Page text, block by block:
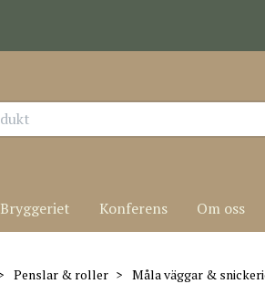
Bryggeriet Konferens Om oss
Penslar & roller Måla väggar &